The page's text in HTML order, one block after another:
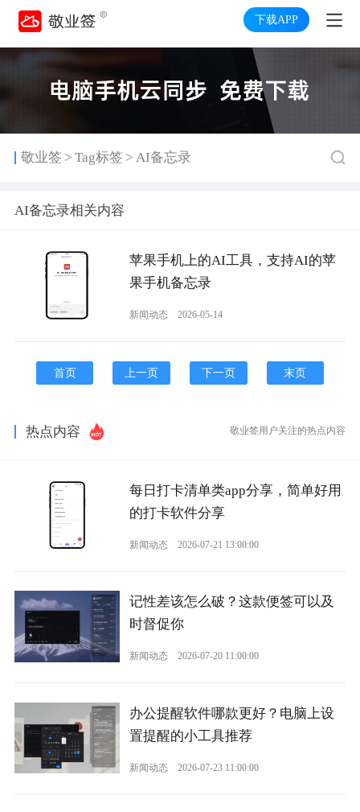
下载APP
敬业签 > Tag标签 > AI备忘录
AI备忘录相关内容
苹果手机上的AI工具，支持AI的苹
果手机备忘录
新闻动态 2026-05-14
首页 上一页 下一页 末页
热点内容 敬业签用户关注的热点内容
每日打卡清单类app分享，简单好用
的打卡软件分享
新闻动态 2026-07-21 13:00:00
记性差该怎么破？这款便签可以及
时督促你
新闻动态 2026-07-20 11:00:00
办公提醒软件哪款更好？电脑上设
置提醒的小工具推荐
新闻动态 2026-07-23 11:00:00